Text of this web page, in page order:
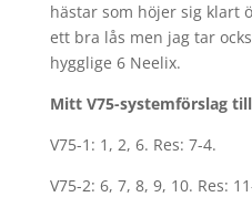
hästar som höjer sig klart
ett bra lås men jag tar
hygglige 6 Neelix.
Mitt V75-systemförslag till
V75-1: 1, 2, 6. Res: 7-4.
V75-2: 6, 7, 8, 9, 10. Res: